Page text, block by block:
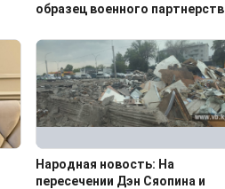
образец военного
Народная новость: На
пересечении Дэн Сяопина и